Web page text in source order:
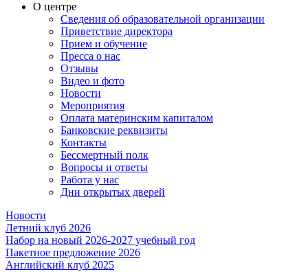
О центре
Сведения об образовательной организации
Приветствие директора
Прием и обучение
Пресса о нас
Отзывы
Видео и фото
Новости
Мероприятия
Оплата материнским капиталом
Банковские реквизиты
Контакты
Бессмертный полк
Вопросы и ответы
Работа у нас
Дни открытых дверей
Новости
Летний клуб 2026
Набор на новый 2026-2027 учебный год
Пакетное предложение 2026
Английский клуб 2025